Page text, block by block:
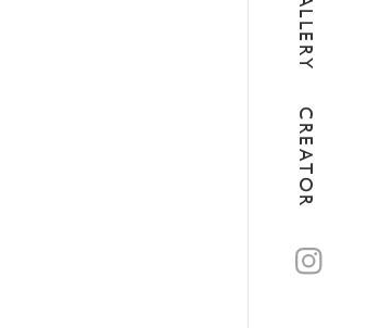
GALLERY
CREATOR